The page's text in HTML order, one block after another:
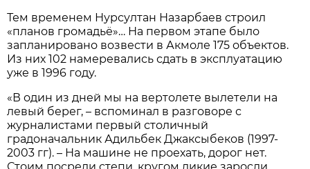
Тем временем Нурсултан Назарбаев строил
«планов громадьё»… На первом этапе было
запланировано возвести в Акмоле 175 объектов.
Из них 102 намеревались сдать в эксплуатацию
уже в 1996 году.
«В один из дней мы на вертолете вылетели на
левый берег, – вспоминал в разговоре с
журналистами первый столичный
градоначальник Адильбек Джаксыбеков (1997-
2003 гг). – На машине не проехать, дорог нет.